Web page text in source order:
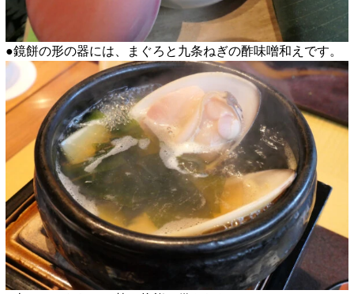
●鏡餅の形の器には、まぐろと九条ねぎの酢味噌和えです。